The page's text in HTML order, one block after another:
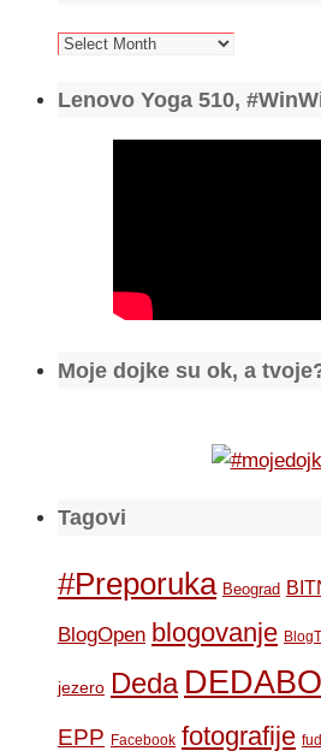
Arhiva
Lenovo Yoga 510,
Moje dojke su ok, a
Tagovi
#Preporuka Beograd
BlogOpen blogovanje
jezero Deda
EPP Facebook fotografije